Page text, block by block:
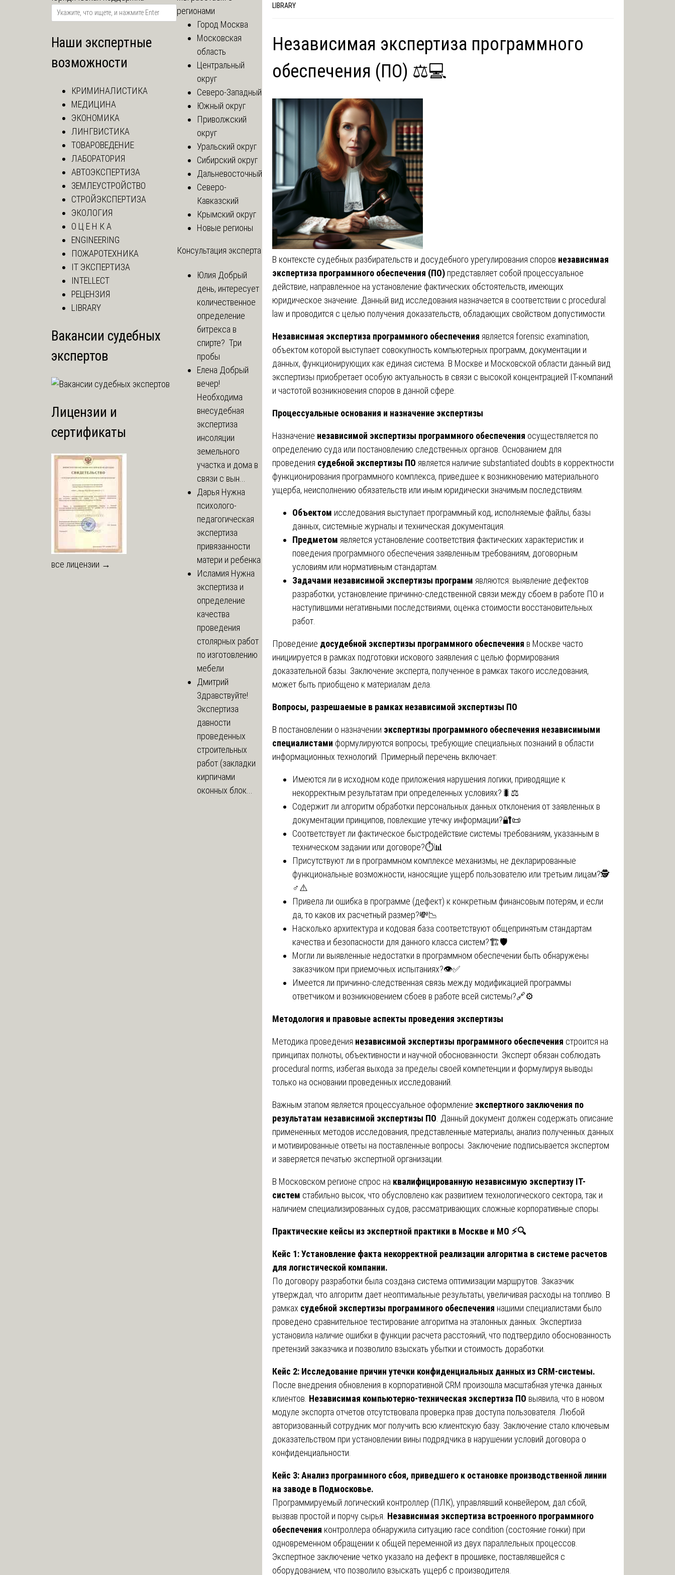
LIBRARY
Независимая экспертиза программного
обеспечения (ПО) ⚖️💻
В контексте судебных разбирательств и досудебного урегулирования споров независимая
экспертиза программного обеспечения (ПО) представляет собой процессуальное
действие, направленное на установление фактических обстоятельств, имеющих
юридическое значение. Данный вид исследования назначается в соответствии с procedural
law и проводится с целью получения доказательств, обладающих свойством допустимости.
Независимая экспертиза программного обеспечения является forensic examination,
объектом которой выступает совокупность компьютерных программ, документации и
данных, функционирующих как единая система. В Москве и Московской области данный вид
экспертизы приобретает особую актуальность в связи с высокой концентрацией IT-компаний
и частотой возникновения споров в данной сфере.
Процессуальные основания и назначение экспертизы
Назначение независимой экспертизы программного обеспечения осуществляется по
определению суда или постановлению следственных органов. Основанием для
проведения судебной экспертизы ПО является наличие substantiated doubts в корректности
функционирования программного комплекса, приведшее к возникновению материального
ущерба, неисполнению обязательств или иным юридически значимым последствиям.
Объектом исследования выступает программный код, исполняемые файлы, базы
данных, системные журналы и техническая документация.
Предметом является установление соответствия фактических характеристик и
поведения программного обеспечения заявленным требованиям, договорным
условиям или нормативным стандартам.
Задачами независимой экспертизы программ являются: выявление дефектов
разработки, установление причинно-следственной связи между сбоем в работе ПО и
наступившими негативными последствиями, оценка стоимости восстановительных
работ.
Проведение досудебной экспертизы программного обеспечения в Москве часто
инициируется в рамках подготовки искового заявления с целью формирования
доказательной базы. Заключение эксперта, полученное в рамках такого исследования,
может быть приобщено к материалам дела.
Вопросы, разрешаемые в рамках независимой экспертизы ПО
В постановлении о назначении экспертизы программного обеспечения независимыми
специалистами формулируются вопросы, требующие специальных познаний в области
информационных технологий. Примерный перечень включает:
Имеются ли в исходном коде приложения нарушения логики, приводящие к
некорректным результатам при определенных условиях?🐛⚖️
Содержит ли алгоритм обработки персональных данных отклонения от заявленных в
документации принципов, повлекшие утечку информации?🔐📜
Соответствует ли фактическое быстродействие системы требованиям, указанным в
техническом задании или договоре?⏱️📊
Присутствуют ли в программном комплексе механизмы, не декларированные
функциональные возможности, наносящие ущерб пользователю или третьим лицам?🕵️
♂️⚠️
Привела ли ошибка в программе (дефект) к конкретным финансовым потерям, и если
да, то каков их расчетный размер?💸📉
Насколько архитектура и кодовая база соответствуют общепринятым стандартам
качества и безопасности для данного класса систем?🏗️🛡️
Могли ли выявленные недостатки в программном обеспечении быть обнаружены
заказчиком при приемочных испытаниях?👁️✅
Имеется ли причинно-следственная связь между модификацией программы
ответчиком и возникновением сбоев в работе всей системы?🔗⚙️
Методология и правовые аспекты проведения экспертизы
Методика проведения независимой экспертизы программного обеспечения строится на
принципах полноты, объективности и научной обоснованности. Эксперт обязан соблюдать
procedural norms, избегая выхода за пределы своей компетенции и формулируя выводы
только на основании проведенных исследований.
Важным этапом является процессуальное оформление экспертного заключения по
результатам независимой экспертизы ПО . Данный документ должен содержать описание
примененных методов исследования, представленные материалы, анализ полученных данных
и мотивированные ответы на поставленные вопросы. Заключение подписывается экспертом
и заверяется печатью экспертной организации.
В Московском регионе спрос на квалифицированную независимую экспертизу IT-
систем стабильно высок, что обусловлено как развитием технологического сектора, так и
наличием специализированных судов, рассматривающих сложные корпоративные споры.
Практические кейсы из экспертной практики в Москве и МО ⚡🔍
Кейс 1: Установление факта некорректной реализации алгоритма в системе расчетов
для логистической компании.
По договору разработки была создана система оптимизации маршрутов. Заказчик
утверждал, что алгоритм дает неоптимальные результаты, увеличивая расходы на топливо. В
рамках судебной экспертизы программного обеспечения нашими специалистами было
проведено сравнительное тестирование алгоритма на эталонных данных. Экспертиза
установила наличие ошибки в функции расчета расстояний, что подтвердило обоснованность
претензий заказчика и позволило взыскать убытки и стоимость доработки.
Кейс 2: Исследование причин утечки конфиденциальных данных из CRM-системы.
После внедрения обновления в корпоративной CRM произошла масштабная утечка данных
клиентов. Независимая компьютерно-техническая экспертиза ПО выявила, что в новом
модуле экспорта отчетов отсутствовала проверка прав доступа пользователя. Любой
авторизованный сотрудник мог получить всю клиентскую базу. Заключение стало ключевым
доказательством при установлении вины подрядчика в нарушении условий договора о
конфиденциальности.
Кейс 3: Анализ программного сбоя, приведшего к остановке производственной линии
на заводе в Подмосковье.
Программируемый логический контроллер (ПЛК), управлявший конвейером, дал сбой,
вызвав простой и порчу сырья. Независимая экспертиза встроенного программного
обеспечения контроллера обнаружила ситуацию race condition (состояние гонки) при
одновременном обращении к общей переменной из двух параллельных процессов.
Экспертное заключение четко указало на дефект в прошивке, поставлявшейся с
оборудованием, что позволило взыскать ущерб с производителя.
Наши экспертные
возможности
КРИМИНАЛИСТИКА
МЕДИЦИНА
ЭКОНОМИКА
ЛИНГВИСТИКА
ТОВАРОВЕДЕНИЕ
ЛАБОРАТОРИЯ
АВТОЭКСПЕРТИЗА
ЗЕМЛЕУСТРОЙСТВО
СТРОЙЭКСПЕРТИЗА
ЭКОЛОГИЯ
О Ц Е Н К А
ENGINEERING
ПОЖАРОТЕХНИКА
IT ЭКСПЕРТИЗА
INTELLECT
РЕЦЕНЗИЯ
LIBRARY
Вакансии судебных
экспертов
Лицензии и
сертификаты
все лицензии →
регионами
Город Москва
Московская
область
Центральный
округ
Северо-Западный
Южный округ
Приволжский
округ
Уральский округ
Сибирский округ
Дальневосточный
Северо-
Кавказский
Крымский округ
Новые регионы
Консультация эксперта
Юлия Добрый
день, интересует
количественное
определение
битрекса в
спирте? Три
пробы
Елена Добрый
вечер!
Необходима
внесудебная
экспертиза
инсоляции
земельного
участка и дома в
связи с вын...
Дарья Нужна
психолого-
педагогическая
экспертиза
привязанности
матери и ребенка
Исламия Нужна
экспертиза и
определение
качества
проведения
столярных работ
по изготовлению
мебели
Дмитрий
Здравствуйте!
Экспертиза
давности
проведенных
строительных
работ (закладки
кирпичами
оконных блок...